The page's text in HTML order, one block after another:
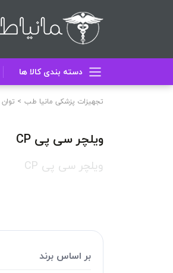
دسته بندی کالا ها
تجهیزات پزشکی مانیا طب
ویلچر سی پی CP
ویلچر سی پی CP
بر اساس برند